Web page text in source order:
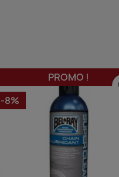
PROMO !
-8%